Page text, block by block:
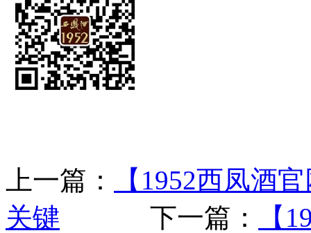
上一篇：
【1952西凤酒
关键 下一篇：
【